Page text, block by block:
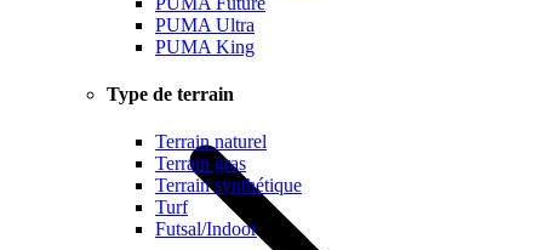
PUMA Ultra
PUMA King
Type de terrain
Terrain naturel
Terrain gras
Terrain synthétique
Turf
Futsal/Indoor